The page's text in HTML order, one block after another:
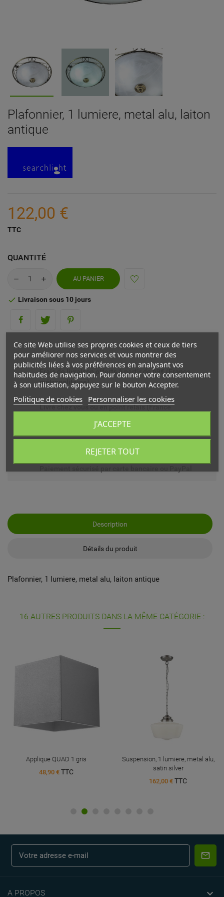
Plafonnier, 1 lumiere, metal alu, laiton
antique
122,00 €
TTC
QUANTITÉ
AU PANIER
 Livraison sous 10 jours
Frais de livraison offerts à partir de 69€ (France
métropolitaine)
Livré chez vous ou en point relais (France
Description
Détails du produit
Plafonnier, 1 lumiere, metal alu, laiton antique
16 AUTRES PRODUITS DANS LA MÊME CATÉGORIE :
Applique QUAD 1 gris
48,90 € TTC
Suspension, 1 lumiere, metal alu,
satin silver
162,00 € TTC
A PROPOS 
Ce site Web utilise ses propres cookies et ceux de tiers
pour améliorer nos services et vous montrer des
publicités liées à vos préférences en analysant vos
habitudes de navigation. Pour donner votre consentement
à son utilisation, appuyez sur le bouton Accepter.
Politique de cookies Personnaliser les cookies
REJETER TOUT
J'ACCEPTE